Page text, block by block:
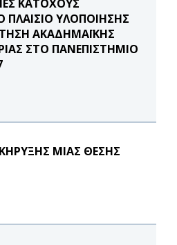
ΚΑΤΟΧΟΥΣ
ΠΛΑΙΣΙΟ ΥΛΟΠΟΙΗΣΗΣ
ΑΚΑΔΗΜΑΪΚΗΣ
ΣΤΟ ΠΑΝΕΠΙΣΤΗΜΙΟ
ΜΙΑΣ ΘΕΣΗΣ